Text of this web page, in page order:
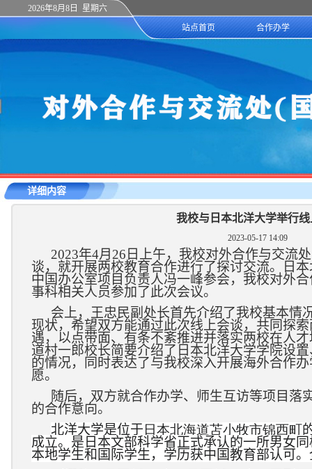
2026年8月8日 星期六
站点首页
合作办学
详细内容
我校与日本北洋大学举行
2023-05-17 14:09
2023年4月 26 日上午，我校对外合作与交流
谈，就开展两校教育合作进行了探讨交流。日
中国办公室项目负责人冯一峰参会，我校对外
事科相关人员参加了此次会议。
会上，王忠民副处长首先介绍了我校基本情
现状，希望双方能通过此次线上会谈，共同探
遇，以点带面、有条不紊推进并落实两校在人
道村一郎校长简要介绍了日本北洋大学学院设
的情况，同时表达了与我校深入开展海外合作
愿。
随后，双方就合作办学、师生互访等项目落
的合作意向。
北洋大学是位于 日本北海道苫小牧市锦西町
成立。是日本文部科学省正式承认的一所男女
本地学生和国际学生，学历获中国教育部认可